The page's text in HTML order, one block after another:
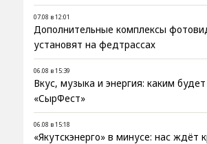
07.08 в 12:01
Дополнительные комплексы
установят на федтрассах
06.08 в 15:39
Вкус, музыка и энергия: каким
«СырФест»
06.08 в 15:18
«Якутскэнерго» в минусе: нас ждёт